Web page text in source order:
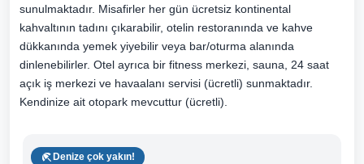
sunulmaktadır. Misafirler her gün ücretsiz kontinental
kahvaltının tadını çıkarabilir, otelin restoranında ve kahve
dükkanında yemek yiyebilir veya bar/oturma alanında
dinlenebilirler. Otel ayrıca bir fitness merkezi, sauna, 24 saat
açık iş merkezi ve havaalanı servisi (ücretli) sunmaktadır.
Kendinize ait otopark mevcuttur (ücretli).
Denize çok yakın!